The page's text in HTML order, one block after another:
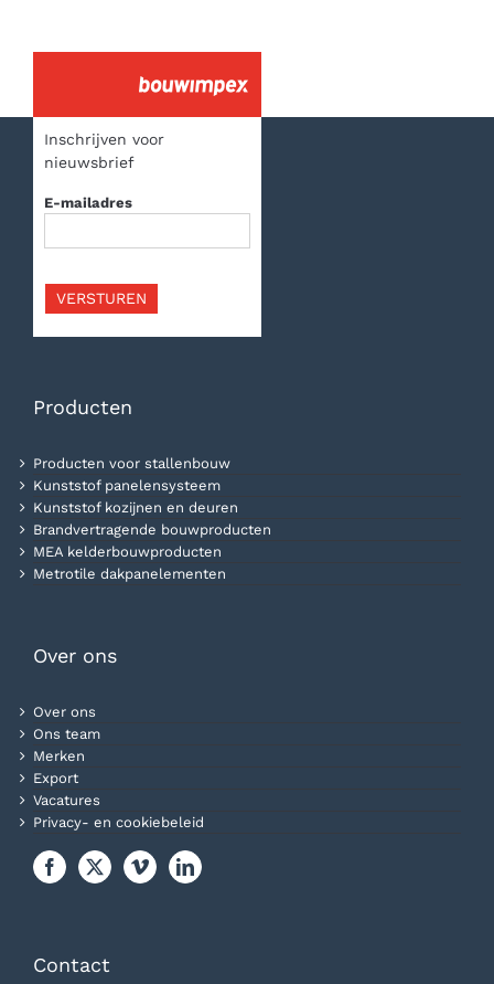
Inschrijven voor
nieuwsbrief
E-mailadres
VERSTUREN
Producten
Producten voor stallenbouw
Kunststof panelensysteem
Kunststof kozijnen en deuren
Brandvertragende bouwproducten
MEA kelderbouwproducten
Metrotile dakpanelementen
Over ons
Over ons
Ons team
Merken
Export
Vacatures
Privacy- en cookiebeleid
Contact